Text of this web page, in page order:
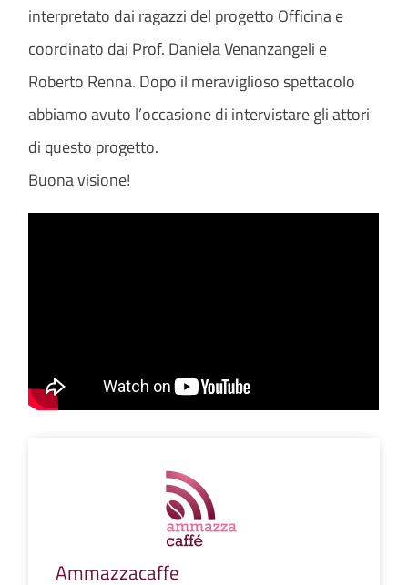
interpretato dai ragazzi del progetto Officina e
coordinato dai Prof. Daniela Venanzangeli e
Roberto Renna. Dopo il meraviglioso spettacolo
abbiamo avuto l’occasione di intervistare gli attori
di questo progetto.
Buona visione!
Ammazzacaffe